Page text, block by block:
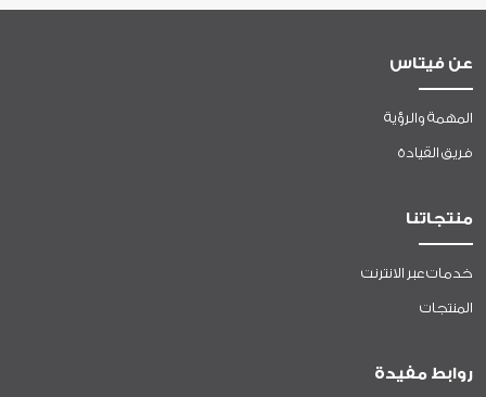
عن فيتاس
المهمة والرؤية
فريق القيادة
منتجاتنا
خدمات عبر الانترنت
المنتجات
روابط مفيدة